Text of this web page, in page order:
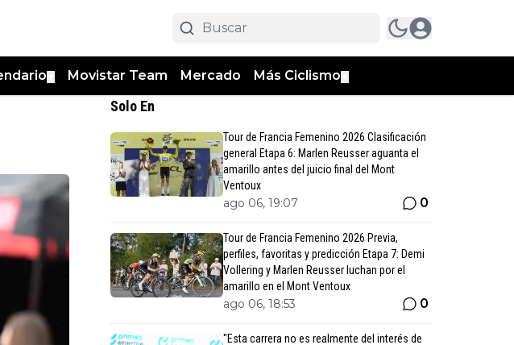
Movistar Team Mercado Más Ciclismo
Solo En
Tour de Francia Femenino 2026 Clasificación
general Etapa 6: Marlen Reusser aguanta el
amarillo antes del juicio final del Mont
Ventoux
ago 06, 19:07 0
Tour de Francia Femenino 2026 Previa,
perfiles, favoritas y predicción Etapa 7: Demi
Vollering y Marlen Reusser luchan por el
amarillo en el Mont Ventoux
ago 06, 18:53 0
"Esta carrera no es realmente del interés de